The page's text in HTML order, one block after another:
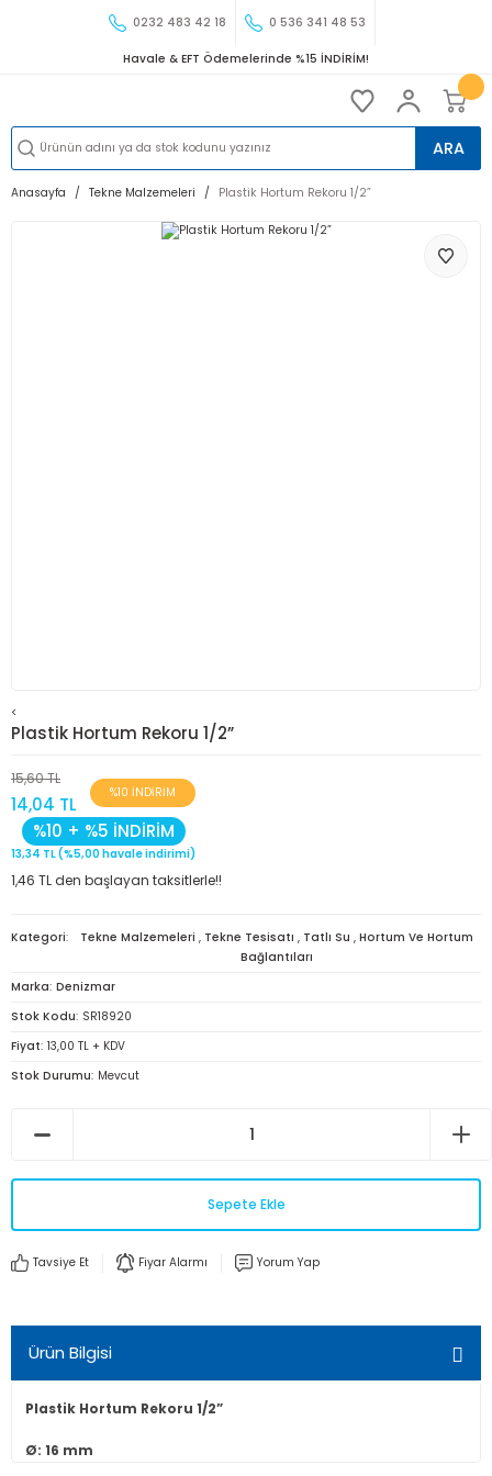
0232 483 42 18 0 536 341 48 53
Havale & EFT Ödemelerinde %15 İNDİRİM!
ARA
Anasayfa Tekne Malzemeleri Plastik Hortum Rekoru 1/2”
<
Plastik Hortum Rekoru 1/2”
15,60 TL
14,04 TL
%10 İNDİRİM
%10 + %5 İNDİRİM
13,34 TL (%5,00 havale indirimi)
1,46 TL den başlayan taksitlerle!!
Kategori Tekne Malzemeleri , Tekne Tesisatı , Tatlı Su , Hortum Ve Hortum
Bağlantıları
Marka Denizmar
Stok Kodu SR18920
Fiyat 13,00 TL + KDV
Stok Durumu Mevcut
Sepete Ekle
Tavsiye Et Fiyar Alarmı Yorum Yap
Ürün Bilgisi
Plastik Hortum Rekoru 1/2”
Ø: 16 mm